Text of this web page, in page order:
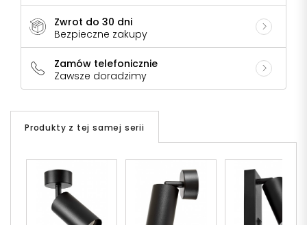
Zwrot do 30 dni
Bezpieczne zakupy
Zamów telefonicznie
Zawsze doradzimy
Produkty z tej samej serii